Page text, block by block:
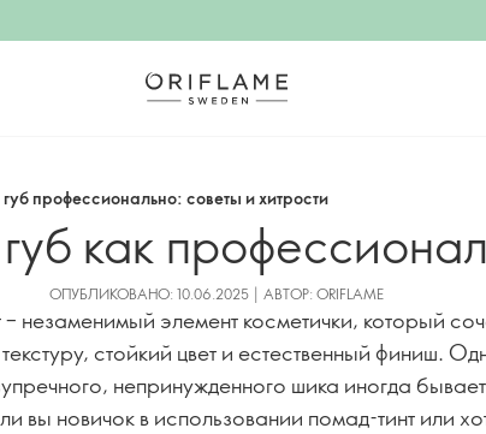
профессионально: советы и хитрости
как
ОПУБЛИКОВАНО: 10.06.2025 | АВТОР: ORIFLAME
незаменимый элемент косметички, который
стойкий цвет и естественный финиш.
непринужденного шика иногда бывает
вы новичок в использовании помад-тинт или